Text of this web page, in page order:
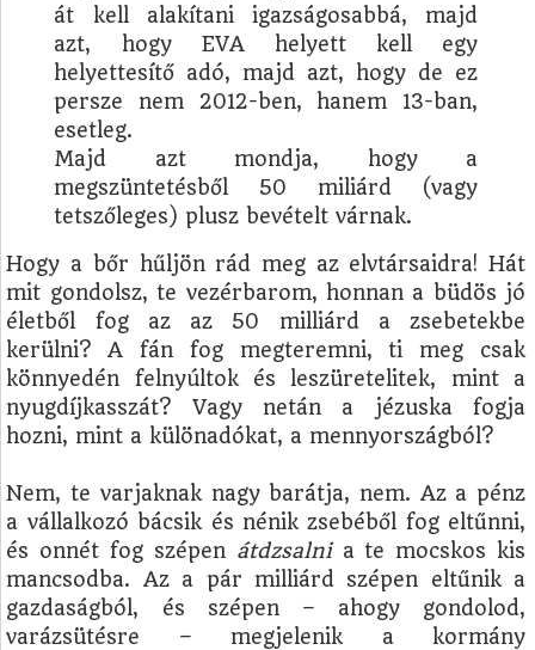
át kell alakítani igazságosabbá, majd
azt, hogy EVA helyett kell egy
helyettesítő adó, majd azt, hogy de ez
persze nem 2012-ben, hanem 13-ban,
esetleg.
Majd azt mondja, hogy a
megszüntetésből 50 miliárd (vagy
tetszőleges) plusz bevételt várnak.
Hogy a bőr hűljön rád meg az elvtársaidra! Hát
mit gondolsz, te vezérbarom, honnan a büdös jó
életből fog az az 50 milliárd a zsebetekbe
kerülni? A fán fog megteremni, ti meg csak
könnyedén felnyúltok és leszüretelitek, mint a
nyugdíjkasszát? Vagy netán a jézuska fogja
hozni, mint a különadókat, a mennyországból?
Nem, te varjaknak nagy barátja, nem. Az a pénz
a vállalkozó bácsik és nénik zsebéből fog eltűnni,
és onnét fog szépen átdzsalnia te mocskos kis
mancsodba. Az a pár milliárd szépen eltűnik a
gazdaságból, és szépen – ahogy gondolod,
varázsütésre – megjelenik a kormány